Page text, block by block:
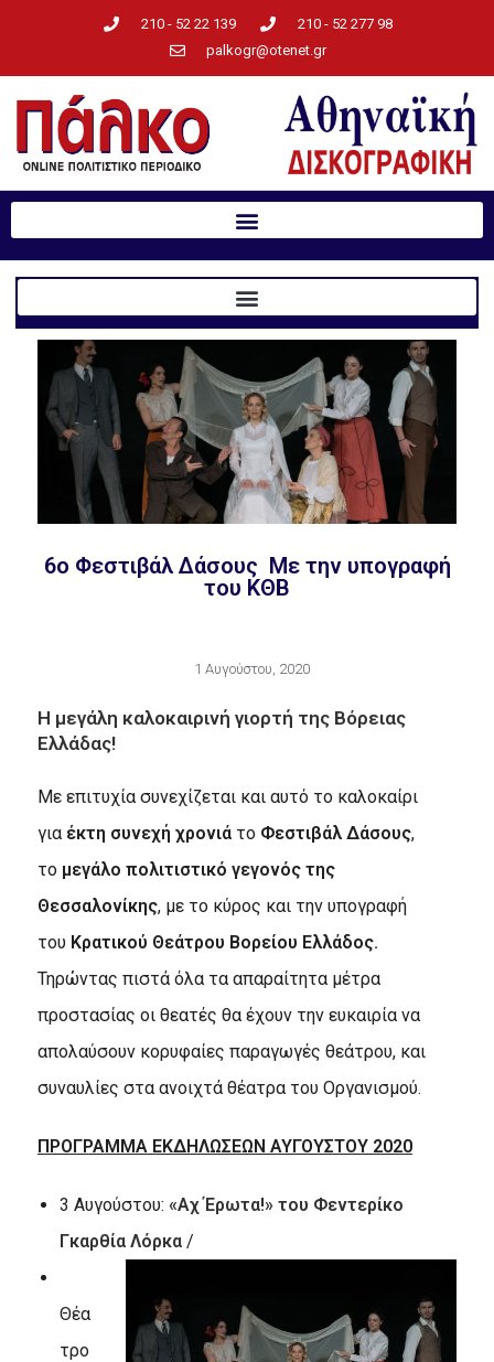
210 - 52 22 139
210 - 52 277 98
palkogr@otenet.gr
6ο Φεστιβάλ Δάσους Με την υπογραφή
του ΚΘΒ
1 Αυγούστου, 2020
Η μεγάλη καλοκαιρινή γιορτή της Βόρειας
Ελλάδας!
Με επιτυχία συνεχίζεται και αυτό το καλοκαίρι
για έκτη συνεχή χρονιά το Φεστιβάλ Δάσους,
το μεγάλο πολιτιστικό γεγονός της
Θεσσαλονίκης, με το κύρος και την υπογραφή
του Κρατικού Θεάτρου Βορείου Ελλάδος.
Τηρώντας πιστά όλα τα απαραίτητα μέτρα
προστασίας οι θεατές θα έχουν την ευκαιρία να
απολαύσουν κορυφαίες παραγωγές θεάτρου, και
συναυλίες στα ανοιχτά θέατρα του Οργανισμού.
ΠΡΟΓΡΑΜΜΑ ΕΚΔΗΛΩΣΕΩΝ ΑΥΓΟΥΣΤΟΥ 2020
3 Αυγούστου: «Αχ Έρωτα!» του Φεντερίκο
Γκαρθία Λόρκα/
Θέα
τρο